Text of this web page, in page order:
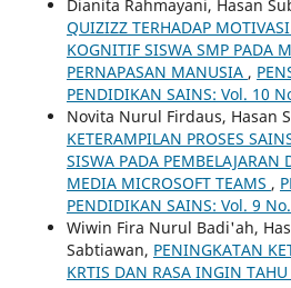
Dianita Rahmayani, Hasan
QUIZIZZ TERHADAP
KOGNITIF SISWA SMP PADA
PERNAPASAN MANUSIA ,
PENDIDIKAN SAINS: Vol. 10
Novita Nurul Firdaus, Hasan
KETERAMPILAN PROSES
SISWA PADA
MEDIA MICROSOFT TEAMS ,
PENDIDIKAN SAINS: Vol. 9
Wiwin Fira Nurul Badi'ah,
Sabtiawan, PENINGKATAN
KRTIS DAN RASA INGIN TAHU